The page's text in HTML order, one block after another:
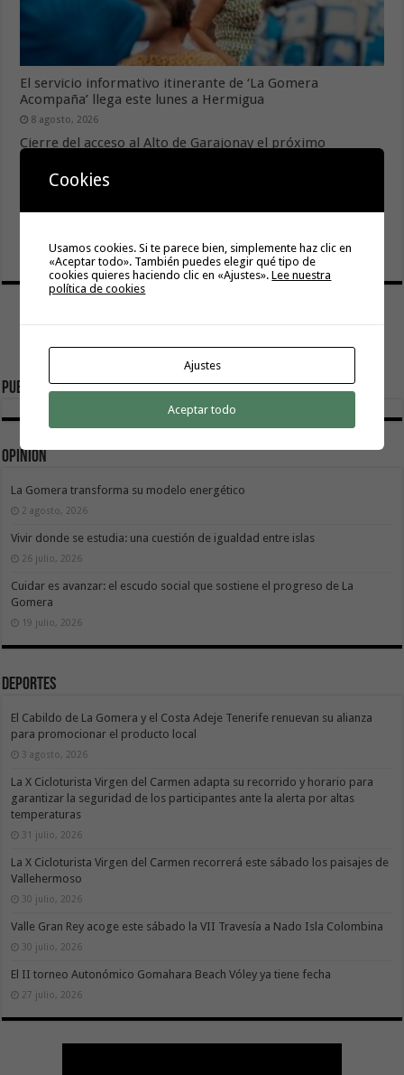
El servicio informativo itinerante de ‘La Gomera
Acompaña’ llega este lunes a Hermigua
8 agosto, 2026
Cierre del acceso al Alto de Garajonay el próximo
8 agosto, 2026
El Cabildo inicia la fase final de la adecuación del entorno
8 agosto, 2026
Publicidad
Opinión
La Gomera transforma su modelo energético
2 agosto, 2026
Vivir donde se estudia: una cuestión de igualdad entre islas
26 julio, 2026
Cuidar es avanzar: el escudo social que sostiene el progreso de La
Gomera
19 julio, 2026
Deportes
El Cabildo de La Gomera y el Costa Adeje Tenerife renuevan su alianza
para promocionar el producto local
3 agosto, 2026
La X Cicloturista Virgen del Carmen adapta su recorrido y horario para
garantizar la seguridad de los participantes ante la alerta por altas
temperaturas
31 julio, 2026
La X Cicloturista Virgen del Carmen recorrerá este sábado los paisajes de
Vallehermoso
30 julio, 2026
Valle Gran Rey acoge este sábado la VII Travesía a Nado Isla Colombina
30 julio, 2026
El II torneo Autonómico Gomahara Beach Vóley ya tiene fecha
27 julio, 2026
Cookies
Usamos cookies. Si te parece bien, simplemente haz clic en
«Aceptar todo». También puedes elegir qué tipo de
cookies quieres haciendo clic en «Ajustes».Lee nuestra
política de cookies
Ajustes
Aceptar todo